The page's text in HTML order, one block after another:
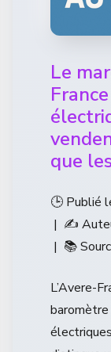
Le
que
🕒 Publié
| ✍️
| 📚
L’Avere-
baromètre